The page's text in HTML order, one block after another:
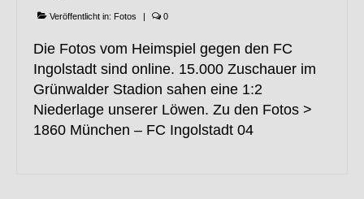
Veröffentlicht in: Fotos | 0
Die Fotos vom Heimspiel gegen den FC
Ingolstadt sind online. 15.000 Zuschauer im
Grünwalder Stadion sahen eine 1:2
Niederlage unserer Löwen. Zu den Fotos >
1860 München – FC Ingolstadt 04